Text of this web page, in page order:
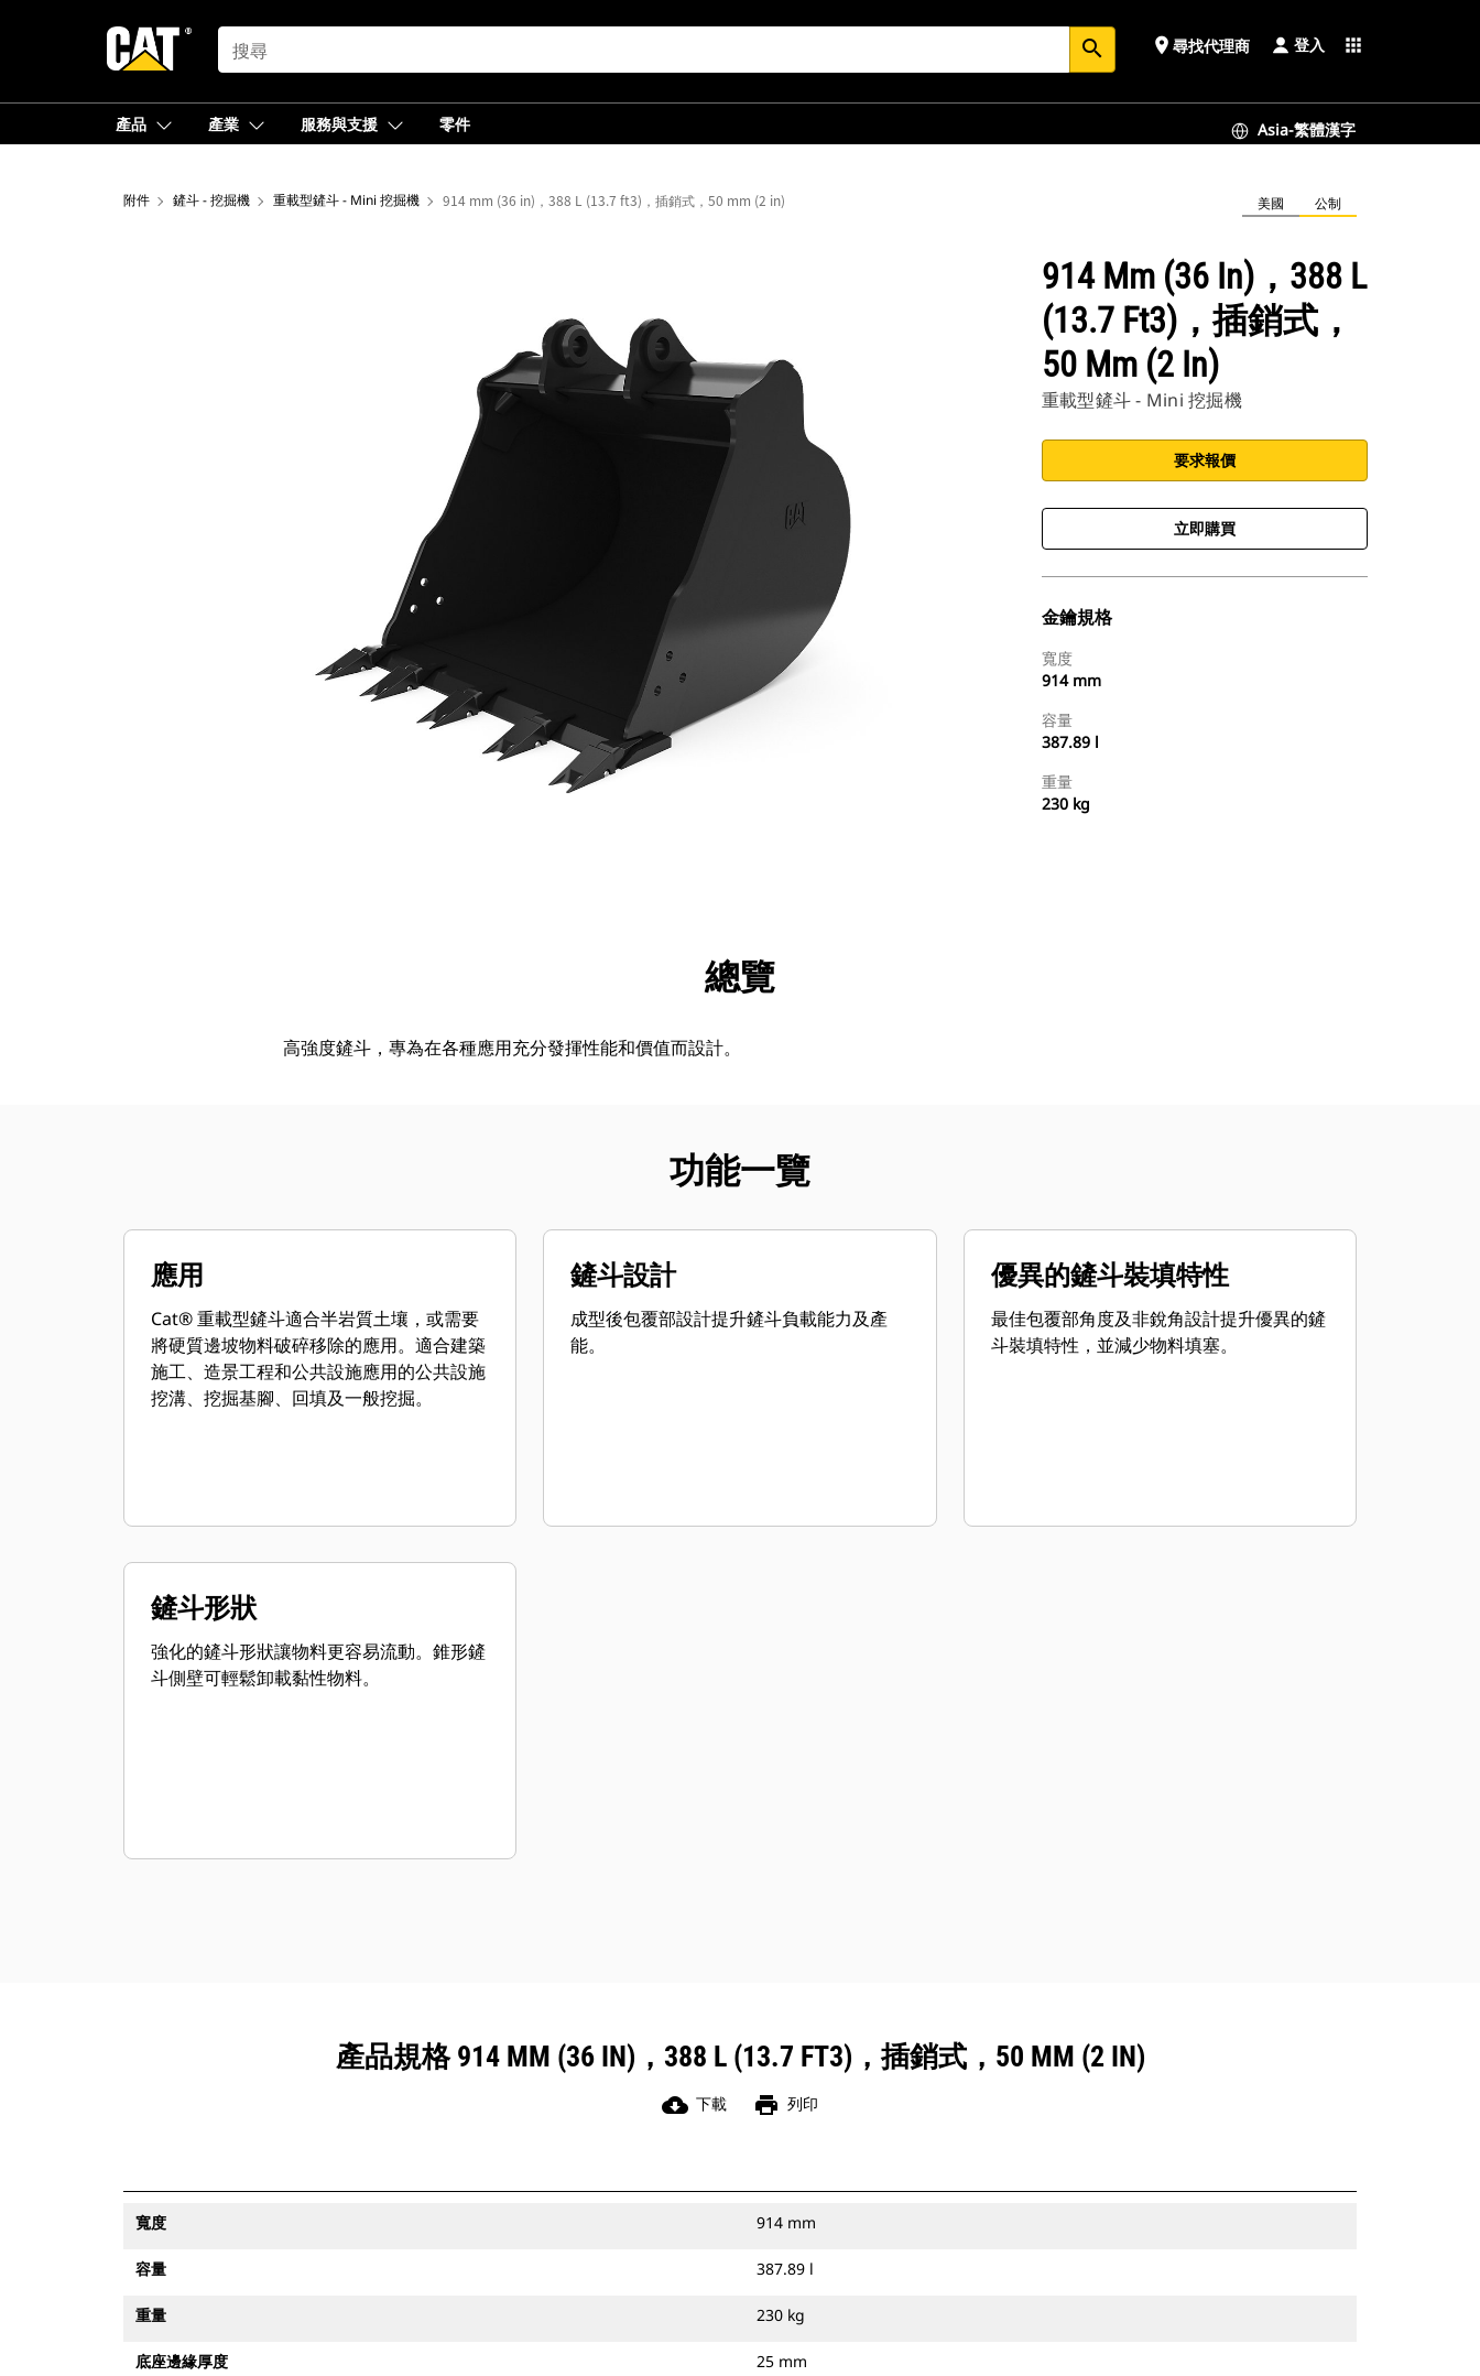
SEARCH search place 尋找代理商 登入 apps
產品 產業 服務與支援 零件 Asia-繁體漢字
附件 鏟斗 - 挖掘機 重載型鏟斗 - Mini 挖掘機 914 mm (36 in)，388 L (13.7 ft3)，插銷式，50 mm (2 in) 美國 公制
914 Mm (36 In)，388 L
(13.7 Ft3)，插銷式，
50 Mm (2 In)
重載型鏟斗 - Mini 挖掘機
要求報價
立即購買
金鑰規格
寬度
914 mm
容量
387.89 l
重量
230 kg
導覽總覽
高強度鏟斗，專為在各種應用充分發揮性能和價值而設計。
功能一覽
應用
Cat® 重載型鏟斗適合半岩質土壤，或需要
將硬質邊坡物料破碎移除的應用。適合建築
施工、造景工程和公共設施應用的公共設施
挖溝、挖掘基腳、回填及一般挖掘。
鏟斗設計
成型後包覆部設計提升鏟斗負載能力及產
能。
優異的鏟斗裝填特性
最佳包覆部角度及非銳角設計提升優異的鏟
斗裝填特性，並減少物料填塞。
鏟斗形狀
強化的鏟斗形狀讓物料更容易流動。錐形鏟
斗側壁可輕鬆卸載黏性物料。
產品規格 914 MM (36 IN)，388 L (13.7 FT3)，插銷式，50 MM (2 IN)
cloud_download 下載 print 列印
寬度 914 mm
容量 387.89 l
重量 230 kg
底座邊緣厚度 25 mm